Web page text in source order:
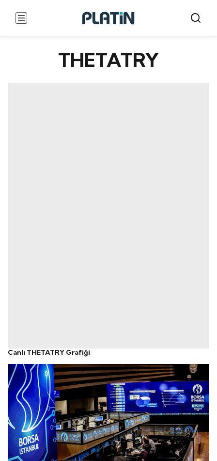
THETATRY
Canlı THETATRY Grafiği